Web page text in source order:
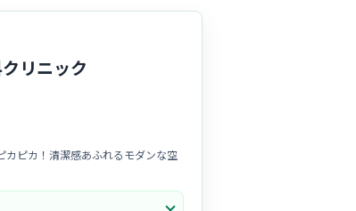
リニック
ピカ！清潔感あふれるモダンな空
重する穏やかな空気感が魅力。新人